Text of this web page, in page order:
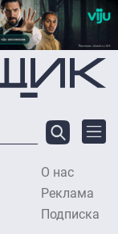
О нас
Реклама
Подписка